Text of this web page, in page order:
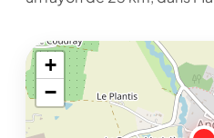
+
−